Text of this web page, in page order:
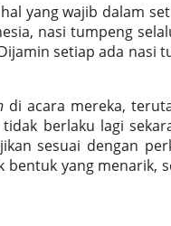
yang wajib dalam
nasi tumpeng
setiap ada nasi
di acara mereka,
berlaku lagi
sesuai dengan
yang menarik,